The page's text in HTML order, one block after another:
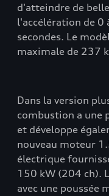
d'atteindre de
l'accélération de
secondes. Le
maximale de 237
Dans la version
combustion a une
et développe
nouveau moteur
électrique
150 kW (204 ch).
avec une poussée